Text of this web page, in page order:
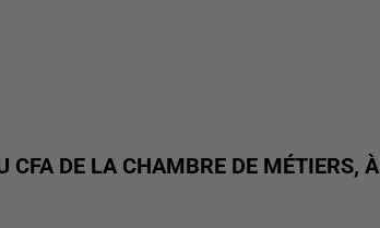
CFA DE LA CHAMBRE DE MÉTIERS, À